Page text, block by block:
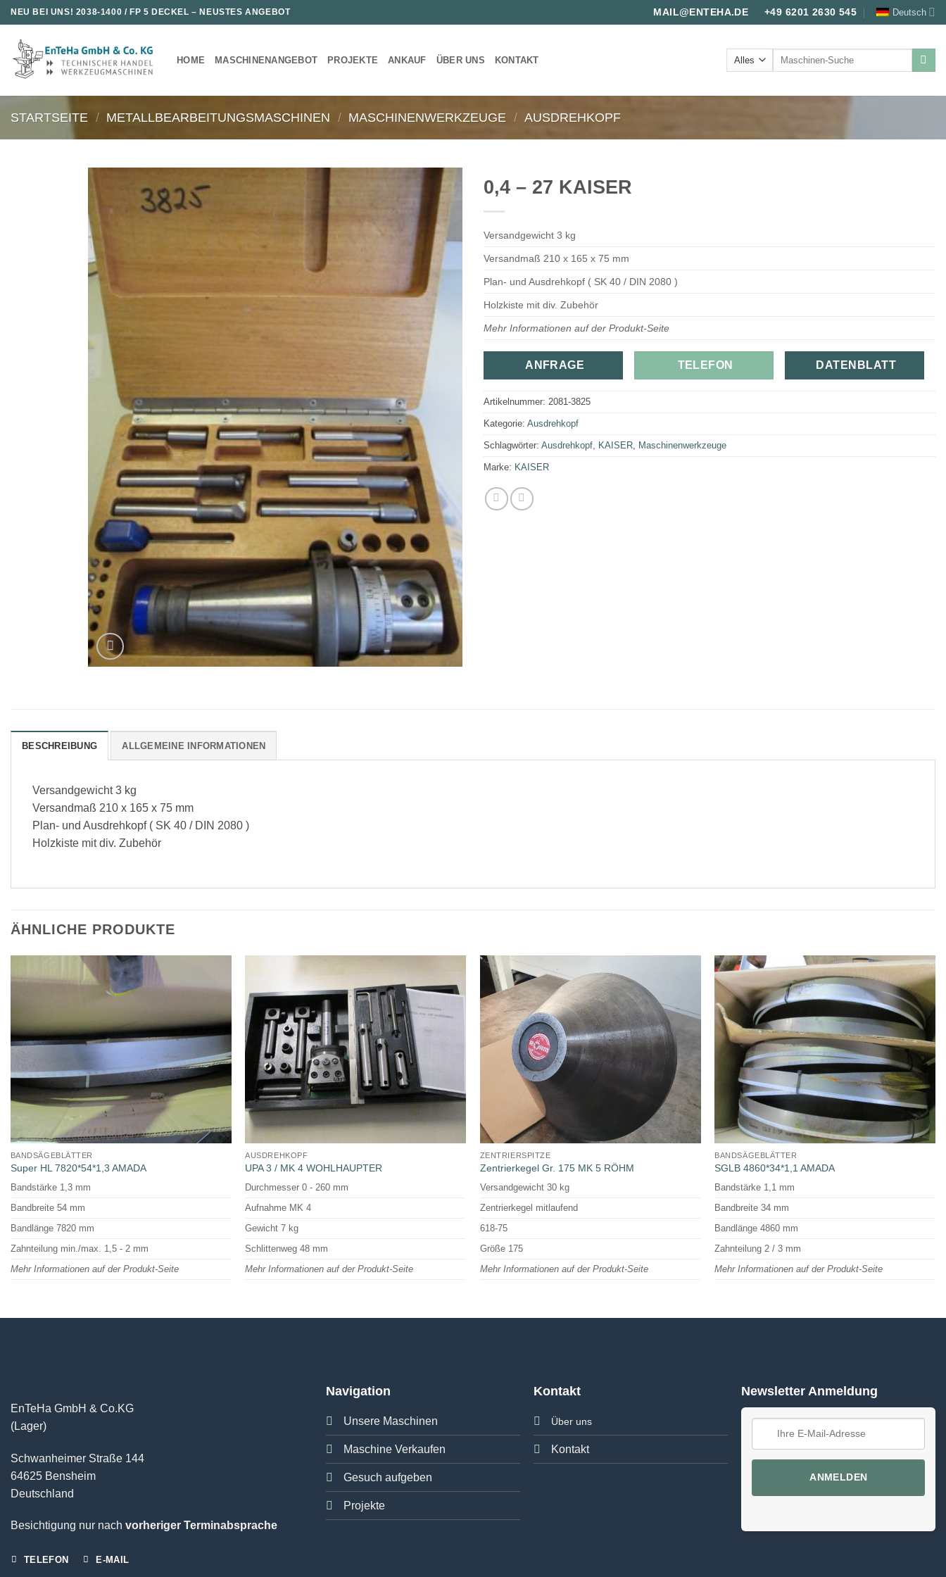
Zum
Inhalt
springen
NEU BEI UNS! 2038-1400 / FP 5 DECKEL – NEUSTES ANGEBOT MAIL@ENTEHA.DE +49 6201 2630 545 Deutsch
HOME MASCHINENANGEBOT PROJEKTE ANKAUF ÜBER UNS KONTAKT
Suche
STARTSEITE / METALLBEARBEITUNGSMASCHINEN / MASCHINENWERKZEUGE / AUSDREHKOPF
0,4 – 27 KAISER
Versandgewicht 3 kg
Versandmaß 210 x 165 x 75 mm
Plan- und Ausdrehkopf ( SK 40 / DIN 2080 )
Holzkiste mit div. Zubehör
Mehr Informationen auf der Produkt-Seite
ANFRAGE TELEFON DATENBLATT
Artikelnummer: 2081-3825
Kategorie: Ausdrehkopf
Schlagwörter: Ausdrehkopf KAISER Maschinenwerkzeuge
Marke: KAISER
BESCHREIBUNG ALLGEMEINE INFORMATIONEN
Versandgewicht 3 kg
Versandmaß 210 x 165 x 75 mm
Plan- und Ausdrehkopf ( SK 40 / DIN 2080 )
Holzkiste mit div. Zubehör
ÄHNLICHE PRODUKTE
BANDSÄGEBLÄTTER
Super HL 7820*54*1,3 AMADA
Bandstärke 1,3 mm
Bandbreite 54 mm
Bandlänge 7820 mm
Zahnteilung min./max. 1,5 - 2 mm
Mehr Informationen auf der Produkt-Seite
AUSDREHKOPF
UPA 3 / MK 4 WOHLHAUPTER
Durchmesser 0 - 260 mm
Aufnahme MK 4
Gewicht 7 kg
Schlittenweg 48 mm
Mehr Informationen auf der Produkt-Seite
ZENTRIERSPITZE
Zentrierkegel Gr. 175 MK 5 RÖHM
Versandgewicht 30 kg
Zentrierkegel mitlaufend
618-75
Größe 175
Mehr Informationen auf der Produkt-Seite
BANDSÄGEBLÄTTER
SGLB 4860*34*1,1 AMADA
Bandstärke 1,1 mm
Bandbreite 34 mm
Bandlänge 4860 mm
Zahnteilung 2 / 3 mm
Mehr Informationen auf der Produkt-Seite
EnTeHa GmbH & Co.KG
(Lager)
Schwanheimer Straße 144
64625 Bensheim
Deutschland
Besichtigung nur nach vorheriger Terminabsprache
TELEFON E-MAIL
Navigation
Unsere Maschinen
Maschine Verkaufen
Gesuch aufgeben
Projekte
Kontakt
Über uns
Kontakt
Newsletter Anmeldung
ANMELDEN